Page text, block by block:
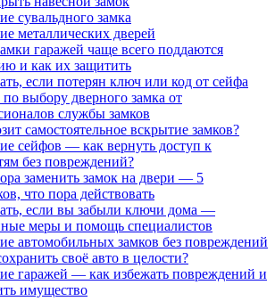
сувальдного замка
металлических дверей
гаражей чаще всего поддаются
и как их защитить
если потерян ключ или код от сейфа
выбору дверного замка от
службы замков
самостоятельное вскрытие замков?
сейфов — как вернуть доступ к
без повреждений?
заменить замок на двери — 5
что пора действовать
если вы забыли ключи дома —
меры и помощь специалистов
автомобильных замков без повреждений
своё авто в целости?
гаражей — как избежать повреждений и
имущество